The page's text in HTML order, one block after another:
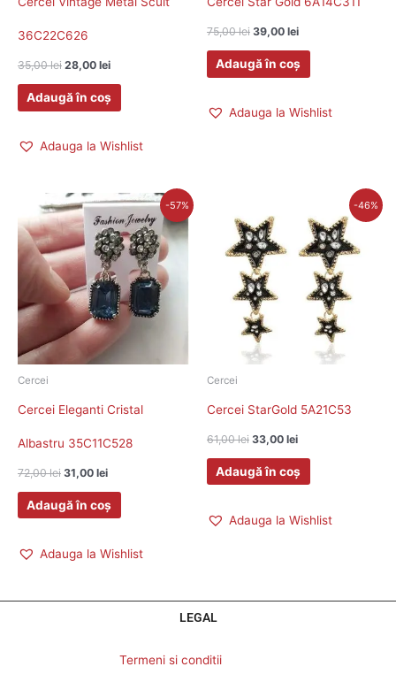
36C22C626
35,00lei 28,00 lei
Adaugă în coș
Adauga la Wishlist
75,00lei 39,00 lei
Adaugă în coș
Adauga la Wishlist
-57%
Cercei
Cercei Eleganti Cristal
Albastru 35C11C528
72,00lei
Prețul
inițial
a
fost:
72,00 lei.
31,00 lei
Prețul
curent
este:
31,00 lei.
Adaugă în coș
Adauga la Wishlist
-46%
Cercei
Cercei StarGold 5A21C53
61,00lei
inițial
a
fost:
61,00 lei.
33,00 lei
este:
33,00 lei.
Adaugă în coș
Adauga la Wishlist
LEGAL
Termeni si conditii